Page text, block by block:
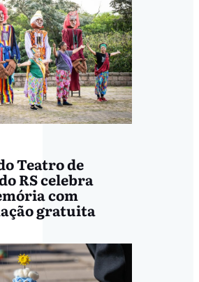
Teatro de
RS celebra
com
gratuita